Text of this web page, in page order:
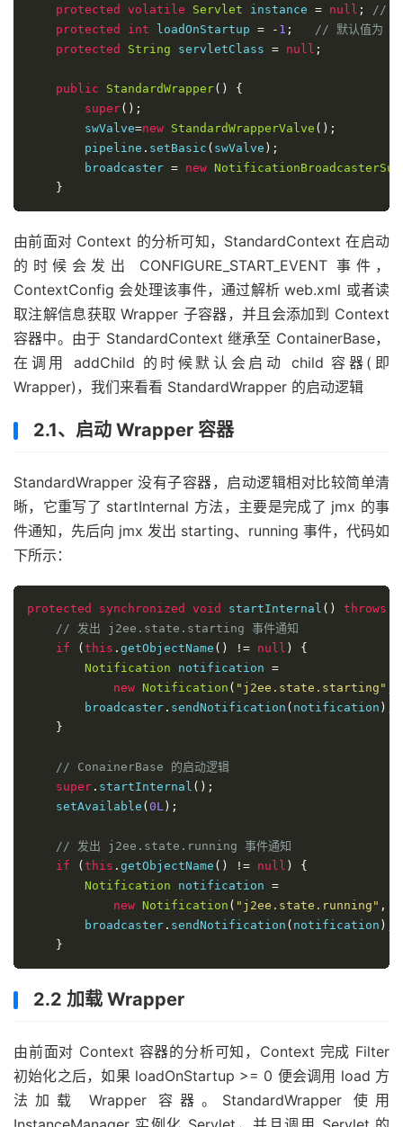
protected
volatile Servlet instance = null ;
//
protected
int loadOnStartup = - 1 ;
// 默认值为 -
protected
String servletClass = null ;
public StandardWrapper()
{
super();
        swValve
=new StandardWrapperValve ();
        pipeline
. setBasic ( swValve );
        broadcaster
= new
}
由前面对 Context 的分析可知，StandardContext 在启动
的时候会发出 CONFIGURE_START_EVENT 事件，
ContextConfig 会处理该事件，通过解析 web.xml 或者读
取注解信息获取 Wrapper 子容器，并且会添加到 Context
容器中。由于 StandardContext 继承至 ContainerBase，
在调用 addChild 的时候默认会启动 child 容器(即
Wrapper)，我们来看看 StandardWrapper 的启动逻辑
2.1、启动 Wrapper 容器
StandardWrapper 没有子容器，启动逻辑相对比较简单清
晰，它重写了 startInternal 方法，主要是完成了 jmx 的事
件通知，先后向 jmx 发出 starting、running 事件，代码如
下所示：
protected synchronized void startInternal () throws
// 发出 j2ee.state.starting 事件通知
if
( this . getObjectName () != null )
{
Notification notification =
new Notification ( "j2ee.state.starting"
        broadcaster
. sendNotification ( notification );
}
// ConainerBase 的启动逻辑
super . startInternal ();
    setAvailable
( 0L );
// 发出 j2ee.state.running 事件通知
if
( this . getObjectName () != null )
{
Notification notification =
new Notification ( "j2ee.state.running" ,
        broadcaster
. sendNotification ( notification );
}
2.2 加载 Wrapper
由前面对 Context 容器的分析可知，Context 完成 Filter
初始化之后，如果 loadOnStartup >= 0 便会调用 load 方
法加载 Wrapper 容器。StandardWrapper 使用